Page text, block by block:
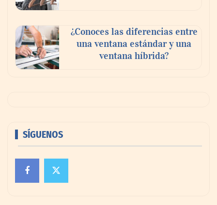
¿Conoces las diferencias entre
una ventana estándar y una
ventana híbrida?
SÍGUENOS